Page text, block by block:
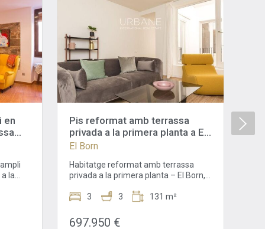
en
la
vius
Pis reformat amb terrassa
privada a la primera planta a El
Born, Barcelona
El Born
Habitatge reformat amb terrassa
privada a la primera planta – El Born,
amb terrassa privada de 35 m² a El
exclusivitatUrbane International Real
3 3 131 m²
697.950 €